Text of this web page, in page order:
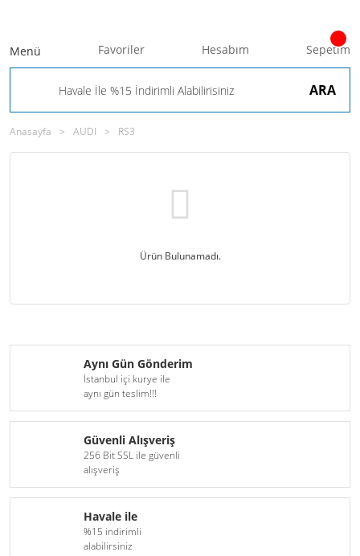
ARA
Menü Favoriler Hesabım Sepetim
Anasayfa AUDI RS3
Ürün Bulunamadı.
Aynı Gün Gönderim
İstanbul içi kurye ile
aynı gün teslim!!!
Güvenli Alışveriş
256 Bit SSL ile güvenli
alışveriş
Havale ile
%15 indirimli
alabilirsiniz